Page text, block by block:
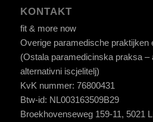
KONTAKT
fit & more now
Overige paramedische praktijken
(Ostala paramedicinska praksa –
alternativni iscjelitelj)
KvK nummer: 76800431
Btw-id: NL003163509B29
Broekhovenseweg 159-11, 5021